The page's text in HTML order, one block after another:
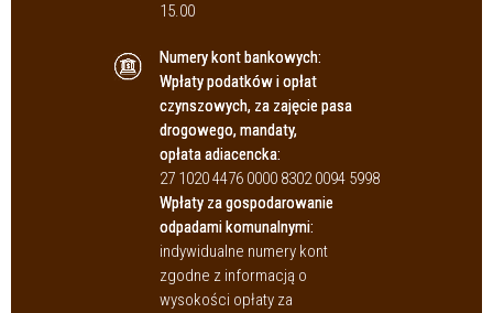
15.00
Numery kont bankowych:
Wpłaty podatków i opłat
czynszowych, za zajęcie pasa
drogowego, mandaty,
opłata adiacencka:
27 1020 4476 0000 8302 0094 5998
Wpłaty za gospodarowanie
odpadami komunalnymi:
indywidualne numery kont
zgodne z informacją o
wysokości opłaty za